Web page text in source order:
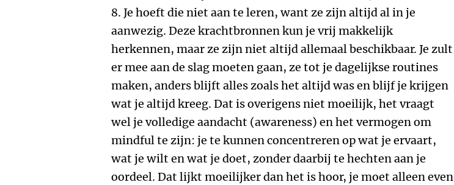
8. Je hoeft die niet aan te leren, want ze zijn altijd al in je
aanwezig. Deze krachtbronnen kun je vrij makkelijk
herkennen, maar ze zijn niet altijd allemaal beschikbaar. Je zult
er mee aan de slag moeten gaan, ze tot je dagelijkse routines
maken, anders blijft alles zoals het altijd was en blijf je krijgen
wat je altijd kreeg. Dat is overigens niet moeilijk, het vraagt
wel je volledige aandacht (awareness) en het vermogen om
mindful te zijn: je te kunnen concentreren op wat je ervaart,
wat je wilt en wat je doet, zonder daarbij te hechten aan je
oordeel. Dat lijkt moeilijker dan het is hoor, je moet alleen even